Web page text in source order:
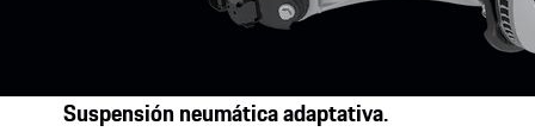
Suspensión neumática adaptativa.